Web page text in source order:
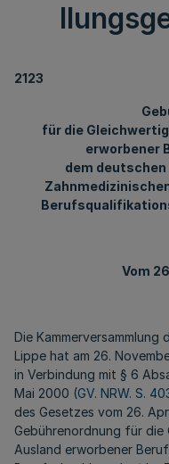
2123
für die
erworbener
dem
Vom
Die
Lippe hat am 26.
in Verbindung mit § 6
Mai 2000 (GV. NRW. S.
des Gesetzes vom 26.
Gebührenordnung für
Ausland erworbener